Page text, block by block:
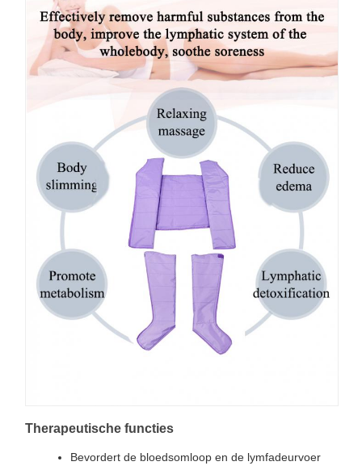
Therapeutische functies
Bevordert de bloedsomloop en de lymfadeurvoer